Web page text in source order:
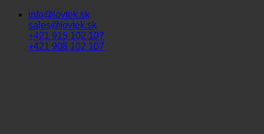
info@lovtek.sk
sales@lovtek.sk
+421 915 102 107
+421 908 102 107